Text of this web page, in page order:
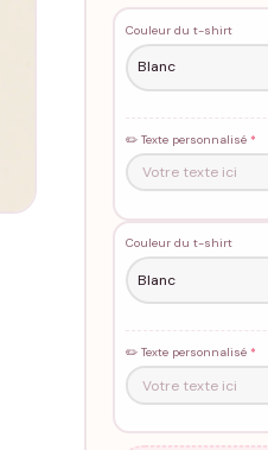
Couleur du t-shirt
✏️ Texte personnalisé *
Couleur du t-shirt
✏️ Texte personnalisé *